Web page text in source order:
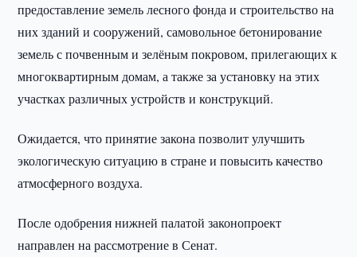
предоставление земель лесного фонда и строительство на
них зданий и сооружений, самовольное бетонирование
земель с почвенным и зелёным покровом, прилегающих к
многоквартирным домам, а также за установку на этих
участках различных устройств и конструкций.
Ожидается, что принятие закона позволит улучшить
экологическую ситуацию в стране и повысить качество
атмосферного воздуха.
После одобрения нижней палатой законопроект
направлен на рассмотрение в Сенат.